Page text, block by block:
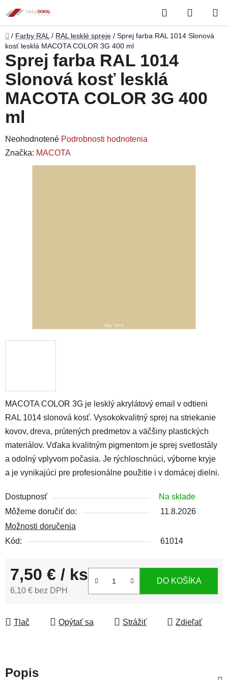
na
obsah
Hľadať
KOŠÍK
Domov
/ Farby RAL / RAL lesklé spreje / Sprej farba RAL 1014 Slonová
kosť lesklá MACOTA COLOR 3G 400 ml
MACOTA COLOR 3G je lesklý akrylátový email v odtieni
RAL 1014 slonová kosť. Vysokokvalitný sprej na striekanie
kovov, dreva, prútených predmetov a väčšiny plastických
materiálov. Vďaka kvalitným pigmentom je sprej svetlostály
a odolný vplyvom počasia. Je rýchloschnúci, výborne kryje
a je vynikajúci pre profesionálne použitie i v domácej dielni.
Dostupnosť
Na sklade
Môžeme doručiť do:
11.8.2026
Možnosti doručenia
Kód:
61014
7,50 € / ks
6,10 € bez DPH
DO KOŠÍKA
Tlač Opýtať sa Strážiť Zdieľať
Sprej farba RAL 1014
Slonová kosť lesklá
MACOTA COLOR 3G 400
ml
Priemerné
hodnotenie
produktu
Neohodnotené Podrobnosti hodnotenia
Značka: MACOTA
Popis